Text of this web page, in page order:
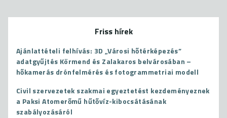
Friss hírek
Ajánlattételi felhívás: 3D „Városi hőtérképezés”
adatgyűjtés Körmend és Zalakaros belvárosában –
hőkamerás drónfelmérés és fotogrammetriai modell
Civil szervezetek szakmai egyeztetést kezdeményeznek
a Paksi Atomerőmű hűtővíz-kibocsátásának
szabályozásáról